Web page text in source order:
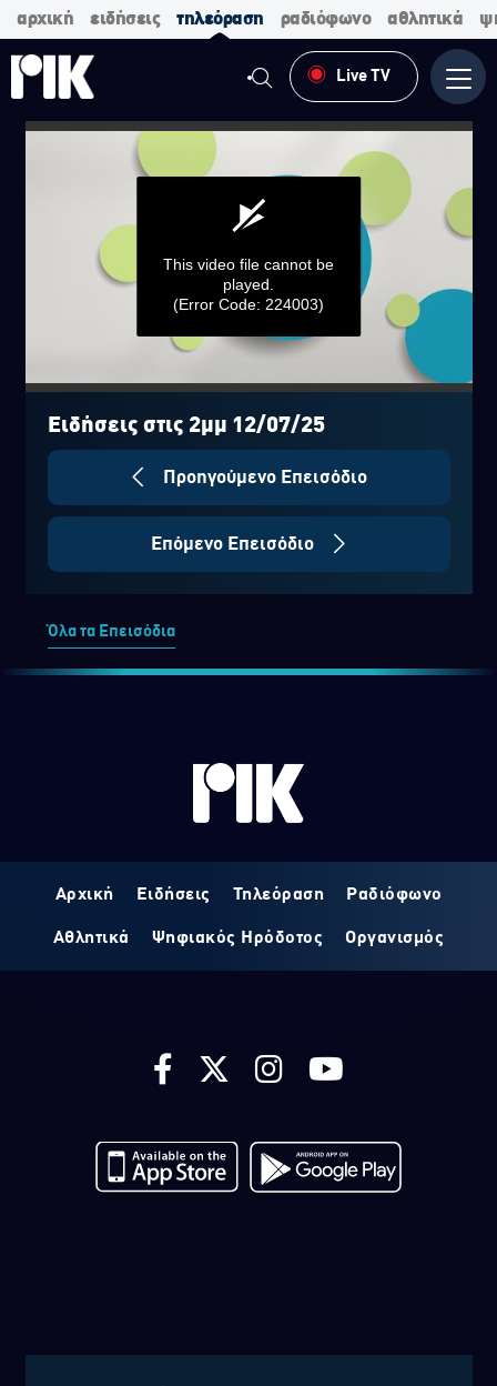
αρχική ειδήσεις τηλεόραση ραδιόφωνο αθλητικά
Live TV
0
seconds
seconds
This video file cannot be
played.
(Error Code: 224003)
Ειδήσεις στις 2μμ 12/07/25
Προηγούμενο Επεισόδιο
Επόμενο Επεισόδιο
Όλα τα Επεισόδια
Αρχική Ειδήσεις Τηλεόραση Ραδιόφωνο
Αθλητικά Ψηφιακός Ηρόδοτος Οργανισμός